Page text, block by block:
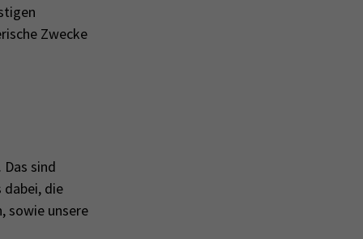
Zwecke
sind
die
sowie un­se­re